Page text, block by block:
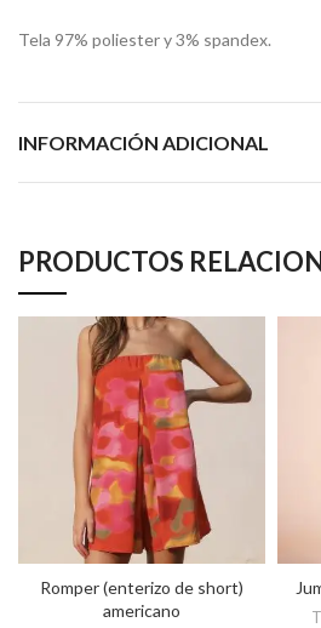
Tela 97% poliester y 3% spandex.
INFORMACIÓN ADICIONAL
PRODUCTOS
Romper (enterizo de short)
americano